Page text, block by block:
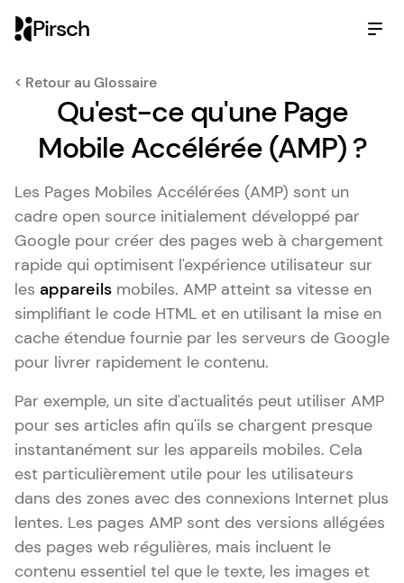
Pirsch
< Retour au Glossaire
Qu'est-ce qu'une Page
Mobile Accélérée (AMP) ?
Les Pages Mobiles Accélérées (AMP) sont un
cadre open source initialement développé par
Google pour créer des pages web à chargement
rapide qui optimisent l'expérience utilisateur sur
les appareils mobiles. AMP atteint sa vitesse en
simplifiant le code HTML et en utilisant la mise en
cache étendue fournie par les serveurs de Google
pour livrer rapidement le contenu.
Par exemple, un site d'actualités peut utiliser AMP
pour ses articles afin qu'ils se chargent presque
instantanément sur les appareils mobiles. Cela
est particulièrement utile pour les utilisateurs
dans des zones avec des connexions Internet plus
lentes. Les pages AMP sont des versions allégées
des pages web régulières, mais incluent le
contenu essentiel tel que le texte, les images et